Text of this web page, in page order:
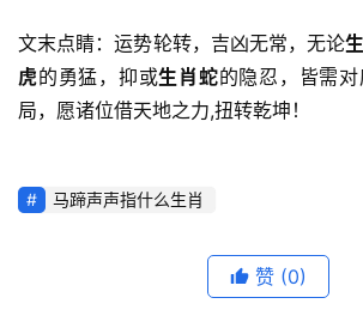
文末点睛：运势轮转，吉凶无常，无论
虎的勇猛，抑或生肖蛇的隐忍，皆需
局，愿诸位借天地之力,扭转乾坤！
马蹄声声指什么生肖
赞 (0)